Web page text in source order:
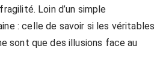
Loin d’un simple
: celle de savoir si les véritables
sont que des illusions face au